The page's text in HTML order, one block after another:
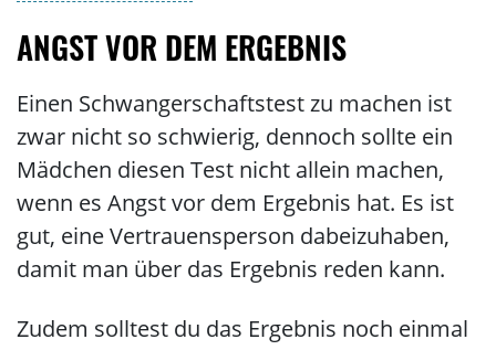
ANGST VOR DEM ERGEBNIS
Einen Schwangerschaftstest zu machen ist
zwar nicht so schwierig, dennoch sollte ein
Mädchen diesen Test nicht allein machen,
wenn es Angst vor dem Ergebnis hat. Es ist
gut, eine Vertrauensperson dabeizuhaben,
damit man über das Ergebnis reden kann.
Zudem solltest du das Ergebnis noch einmal